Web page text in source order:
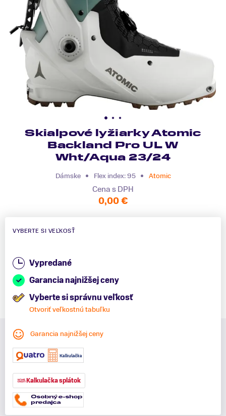
Skialpové lyžiarky Atomic
Backland Pro UL W
Wht/Aqua 23/24
Dámske Flex index: 95 Atomic
Cena s DPH
0,00 €
VYBERTE SI VEĽKOSŤ
Vypredané
Garancia najnižšej ceny
Vyberte si správnu veľkosť
Otvoriť veľkostnú tabuľku
Garancia najnižšej ceny
Kalkulačka splátok